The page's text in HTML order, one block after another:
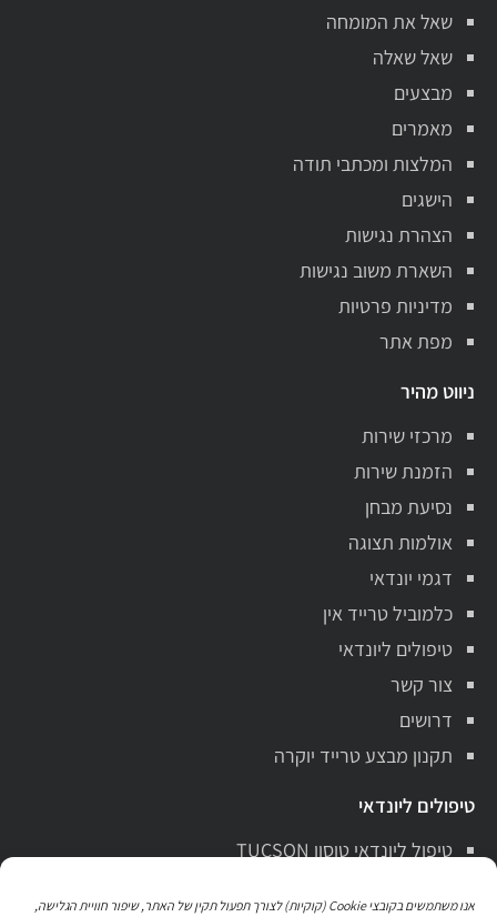
אנו משתמשים בקובצי Cookie (קוקיות) לצורך תפעול תקין של האתר, שיפור חוויית הגלישה,
שאל את המומחה
שאל שאלה
מבצעים
מאמרים
המלצות ומכתבי תודה
הישגים
הצהרת נגישות
השארת משוב נגישות
מדיניות פרטיות
מפת אתר
ניווט מהיר
מרכזי שירות
הזמנת שירות
נסיעת מבחן
אולמות תצוגה
דגמי יונדאי
כלמוביל טרייד אין
טיפולים ליונדאי
צור קשר
דרושים
תקנון מבצע טרייד יוקרה
טיפולים ליונדאי
טיפול ליונדאי טוסון TUCSON